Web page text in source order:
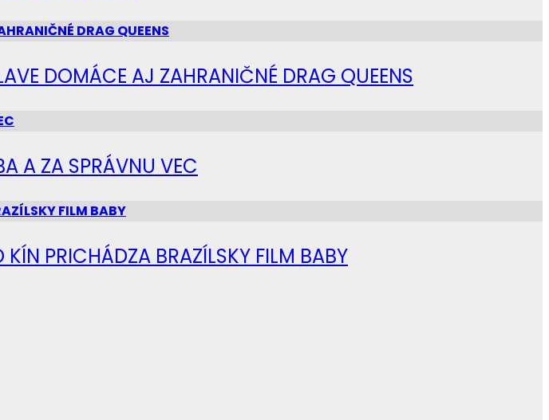
DOMÁCE AJ ZAHRANIČNÉ DRAG QUEENS
A ZA SPRÁVNU VEC
PRICHÁDZA BRAZÍLSKY FILM BABY